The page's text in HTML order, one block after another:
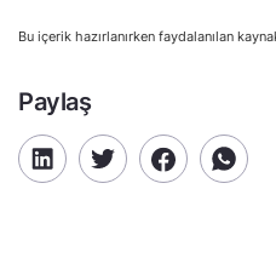
Bu içerik hazırlanırken faydalanılan
Paylaş